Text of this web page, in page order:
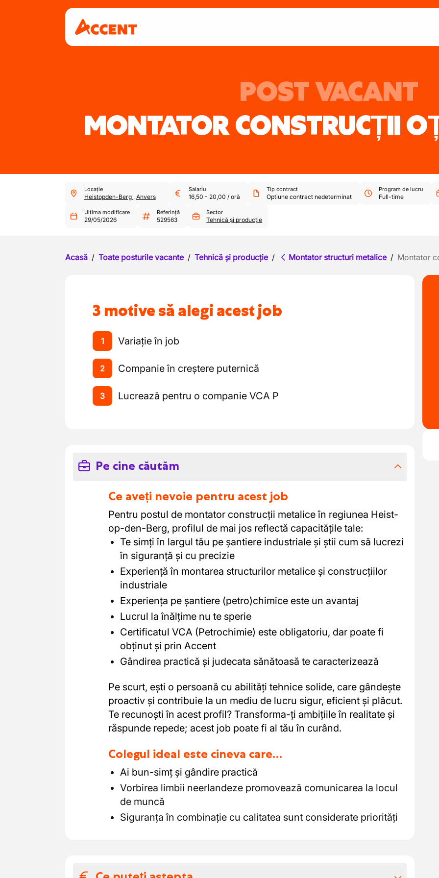
POST VACANT
MONTATOR CONSTRUCȚII
Locație
Heistopden-Berg , Anvers
Salariu
16,50 - 20,00 / oră
Tip contract
Optiune contract nedeterminat
Program de lucru
Full-time
Ultima modificare
29/05/2026
Referință
529563
Sector
Tehnică și producție
Acasă / Toate posturile vacante / Tehnică și producție / Montator structuri metalice / Montator
3 motive să alegi acest job
1 Variație în job
2 Companie în creștere puternică
3 Lucrează pentru o companie VCA P
Pe cine căutăm
Ce aveți nevoie pentru acest job
Pentru postul de montator construcții metalice în regiunea Heist-
op-den-Berg, profilul de mai jos reflectă capacitățile tale:
Te simți în largul tău pe șantiere industriale și știi cum să lucrezi
în siguranță și cu precizie
Experiență în montarea structurilor metalice și construcțiilor
industriale
Experiența pe șantiere (petro)chimice este un avantaj
Lucrul la înălțime nu te sperie
Certificatul VCA (Petrochimie) este obligatoriu, dar poate fi
obținut și prin Accent
Gândirea practică și judecata sănătoasă te caracterizează
Pe scurt, ești o persoană cu abilități tehnice solide, care gândește
proactiv și contribuie la un mediu de lucru sigur, eficient și plăcut.
Te recunoști în acest profil? Transforma-ți ambițiile în realitate și
răspunde repede; acest job poate fi al tău în curând.
Colegul ideal este cineva care…
Ai bun-simț și gândire practică
Vorbirea limbii neerlandeze promovează comunicarea la locul
de muncă
Siguranța în combinație cu calitatea sunt considerate priorități